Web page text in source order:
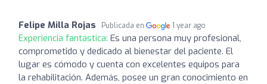
Felipe Milla Rojas Publicada en 1 year ago
Experiencia fantástica: Es una persona muy profesional,
comprometido y dedicado al bienestar del paciente. El
lugar es cómodo y cuenta con excelentes equipos para
la rehabilitación. Además, posee un gran conocimiento en